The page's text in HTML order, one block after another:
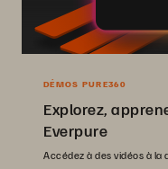
DÉMOS PURE360
Explorez,
Everpure
Accédez à des vidéos à